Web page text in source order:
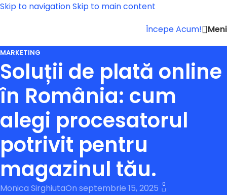
Skip to navigationSkip to main content
Începe Acum!
MARKETING
Soluții de plată online
în România: cum
alegi procesatorul
potrivit pentru
magazinul tău.
Monica SirghiutaOn septembrie 15, 2025 0